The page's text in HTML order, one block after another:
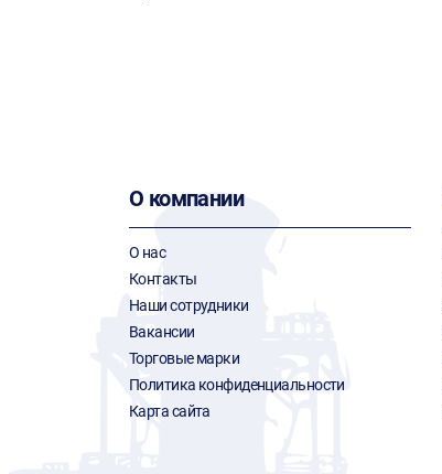
О компании
О нас
Контакты
Наши сотрудники
Вакансии
Торговые марки
Политика конфиденциальности
Карта сайта